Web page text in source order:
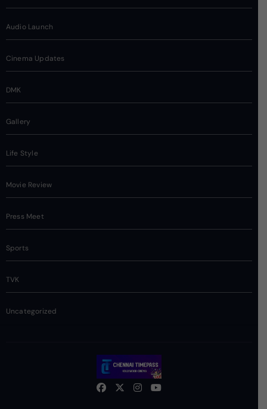
Audio Launch
Cinema Updates
DMK
Gallery
Life Style
Movie Review
Press Meet
Sports
TVK
Uncategorized